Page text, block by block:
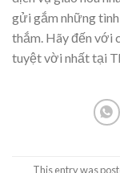
gửi gắm những
thắm. Hãy đến với
tuyệt vời nhất tại
This entry was